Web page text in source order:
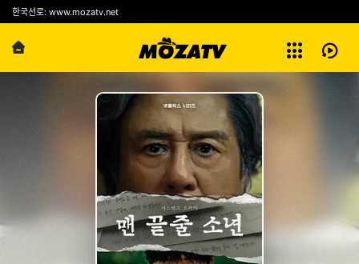
한국선로: www.mozatv.net
전체보기